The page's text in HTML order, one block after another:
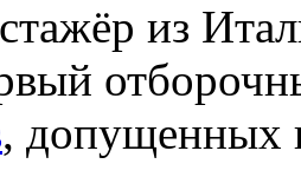
из
, допущенных